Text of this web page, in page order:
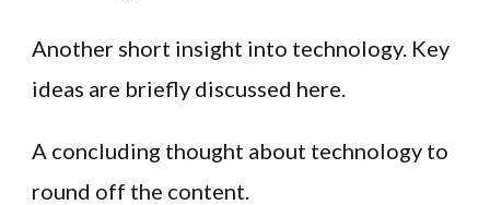
Another short insight into technology. Key
ideas are briefly discussed here.
A concluding thought about technology to
round off the content.